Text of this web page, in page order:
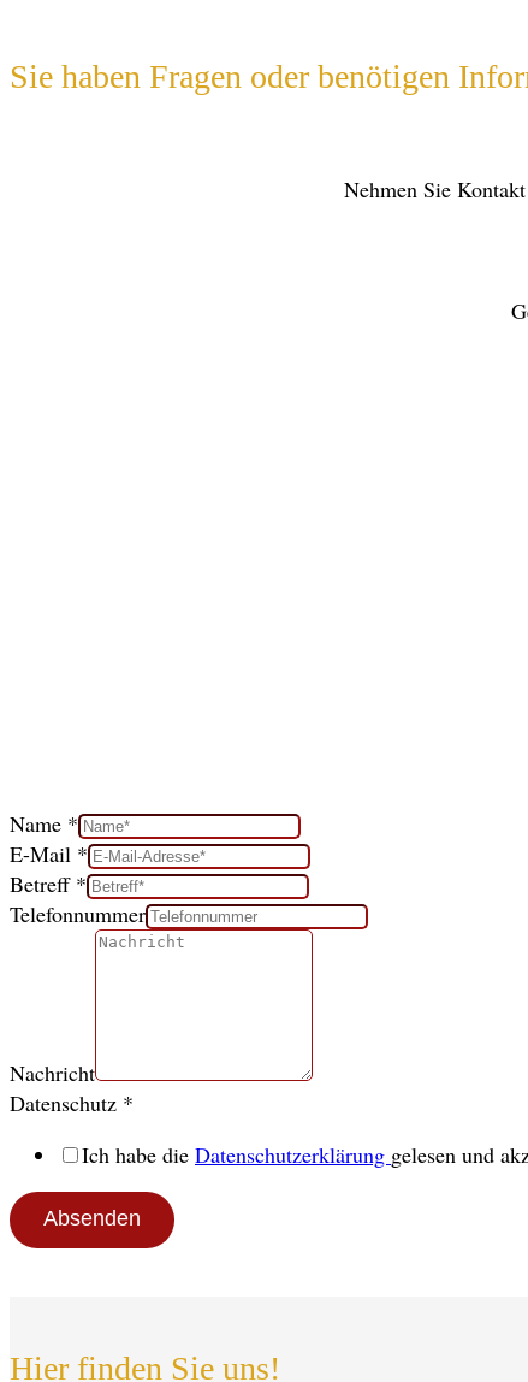
Sie haben Fragen oder benötigen
Nehmen Sie
Name *
E-Mail *
Betreff *
Telefonnummer
Nachricht
Datenschutz *
Ich habe die Datenschutzerklärung gelesen und
Absenden
Hier finden Sie uns!